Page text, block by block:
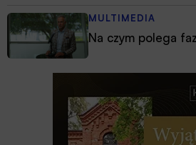
MULTIMEDIA
Na czym polega